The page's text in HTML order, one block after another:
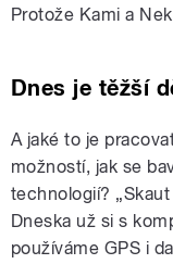
Protože Kami a
Dnes je těžší
A jaké to je
možností, jak se
technologií?
Dneska už si s
používáme GPS i